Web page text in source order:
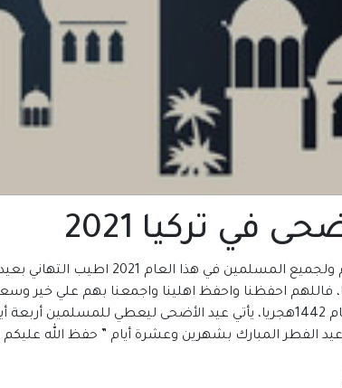
في تركيا 2021
المكتبة العربية للكتب تتمني
فاللهم احفظنا واحفظ اهلينا واجمعنا بهم علي خير
العاشر من شهر ذي الحجة من عام 1442هجريا، يأتي عيد الأضحى
عيد الفطر المبارك بشهرين وعشرة أيام ” حفظ الله